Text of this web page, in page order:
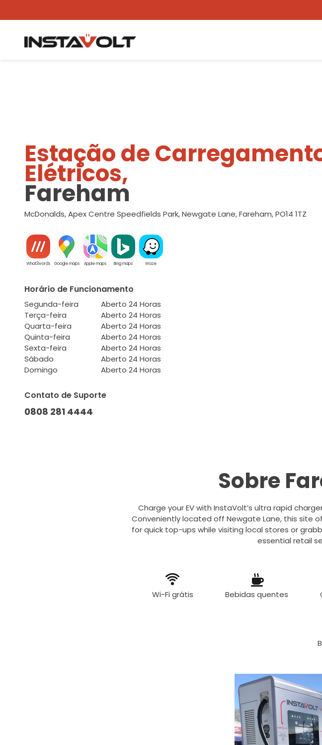
Ver outra localização
Estação de
Elétricos,
Fareham
McDonalds, Apex Centre Speedfields Park, Newgate Lane, Fareham, PO14 1TZ
What3words Google maps Apple maps Bing maps Waze
Horário de Funcionamento
Segunda-feira
Aberto 24 Horas
Terça-feira
Aberto 24 Horas
Quarta-feira
Aberto 24 Horas
Quinta-feira
Aberto 24 Horas
Sexta-feira
Aberto 24 Horas
Sábado
Aberto 24 Horas
Domingo
Aberto 24 Horas
Contato de Suporte
0808 281 4444
Sobre
Charge your EV with InstaVolt’s ultra rapid
Conveniently located off Newgate Lane, this site
for quick top-ups while visiting local stores or
essential retail
Wi-Fi grátis Bebidas quentes